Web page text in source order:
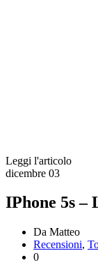
Leggi l'articolo
dicembre 03
IPhone 5s –
Da Matteo
Recensioni,
0